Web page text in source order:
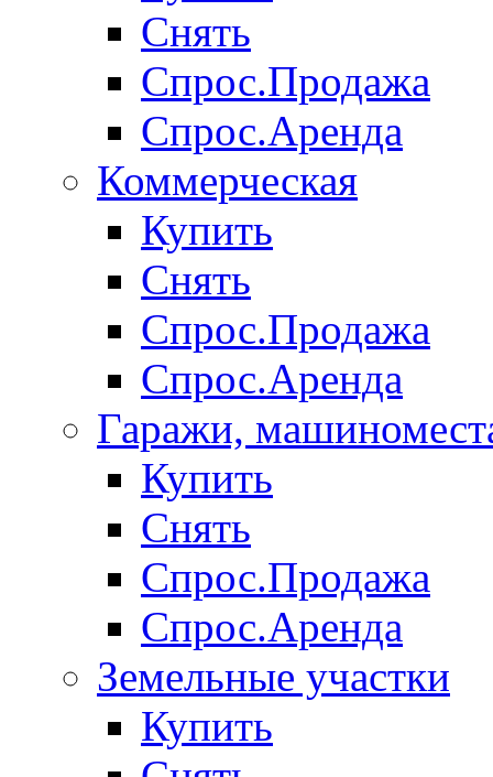
Снять
Спрос.Продажа
Спрос.Аренда
Коммерческая
Купить
Снять
Спрос.Продажа
Спрос.Аренда
Гаражи,
Купить
Снять
Спрос.Продажа
Спрос.Аренда
Земельные участки
Купить